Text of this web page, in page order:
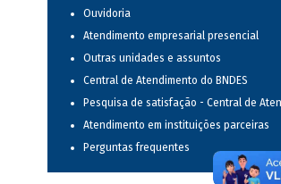
Ouvidoria
Atendimento empresarial presencial
Outras unidades e assuntos
Central de Atendimento do BNDES
Pesquisa de satisfação - Central de
Atendimento em instituições parceiras
Perguntas frequentes